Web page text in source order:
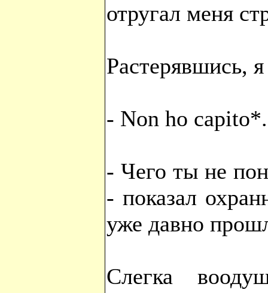
отругал меня
Растерявшись,
- Non ho
- Чего ты не
- показал
уже давно
Слегка